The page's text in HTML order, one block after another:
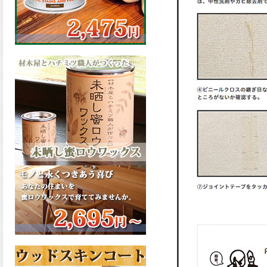
性と仕上がりに優れた合成樹
脂調合ペイント、SDホルスF4
が新しく販売開始致しまし
た。ご購入はこちらから。
2026.03.06
ファインウレタンの使いやす
さで、低汚染形。塗料用シン
ナーで希釈できる、使いやす
さを追求したウレタン樹脂エ
ナメル、低汚染形ファインウ
レタンU100が新しく販売開始
致しました。ご購入はこちら
から。
2026.03.05
ファインウレタンの使いやす
さで、弾性形。塗料用シンナ
ーで希釈できる、使いやすさ
を追求したウレタン樹脂エナ
メル、弾性ファインウレタン
した。ご購入はこちらから。